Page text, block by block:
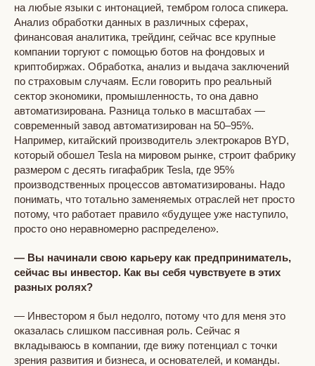
на любые языки с интонацией, тембром голоса спикера.
Анализ обработки данных в различных сферах,
финансовая аналитика, трейдинг, сейчас все крупные
компании торгуют с помощью ботов на фондовых и
криптобиржах. Обработка, анализ и выдача заключений
по страховым случаям. Если говорить про реальный
сектор экономики, промышленность, то она давно
автоматизирована. Разница только в масштабах —
современный завод автоматизирован на 50–95%.
Например, китайский производитель электрокаров BYD,
который обошел Tesla на мировом рынке, строит фабрику
размером с десять гигафабрик Tesla, где 95%
производственных процессов автоматизированы. Надо
понимать, что тотально заменяемых отраслей нет просто
потому, что работает правило «будущее уже наступило,
просто оно неравномерно распределено».
— Вы начинали свою карьеру как предприниматель,
сейчас вы инвестор. Как вы себя чувствуете в этих
разных ролях?
— Инвестором я был недолго, потому что для меня это
оказалась слишком пассивная роль. Сейчас я
вкладываюсь в компании, где вижу потенциал с точки
зрения развития и бизнеса, и основателей, и команды.